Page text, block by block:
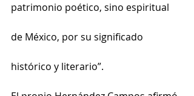
patrimonio poético, sino espiritual
de México, por su significado
histórico y literario”.